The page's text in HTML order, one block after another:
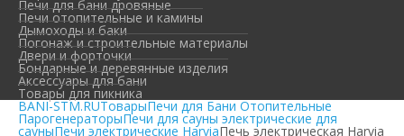
Печи для бани дровяные
Печи отопительные и камины
Дымоходы и баки
Погонаж и строительные материалы
Двери и форточки
Бондарные и деревянные изделия
Аксессуары для бани
Товары для пикника
BANI-STM.RUТоварыПечи для Бани Отопительные
ПарогенераторыПечи для сауны электрические для
сауныПечи электрические HarviaПечь электрическая Harvia